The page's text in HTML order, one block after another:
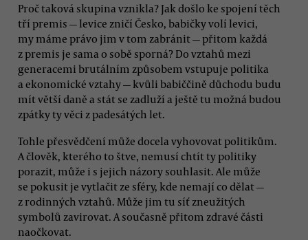
Proč taková skupina vznikla? Jak došlo ke spojení těch
tří premis — levice zničí Česko, babičky volí levici,
my máme právo jim v tom zabránit — přitom každá
z premis je sama o sobě sporná? Do vztahů mezi
generacemi brutálním způsobem vstupuje politika
a ekonomické vztahy — kvůli babiččině důchodu budu
mít větší daně a stát se zadluží a ještě tu možná budou
zpátky ty věci z padesátých let.
Tohle přesvědčení může docela vyhovovat politikům.
A člověk, kterého to štve, nemusí chtít ty politiky
porazit, může i s jejich názory souhlasit. Ale může
se pokusit je vytlačit ze sféry, kde nemají co dělat —
z rodinných vztahů. Může jim tu síť zneužitých
symbolů zavirovat. A současně přitom zdravé části
naočkovat.